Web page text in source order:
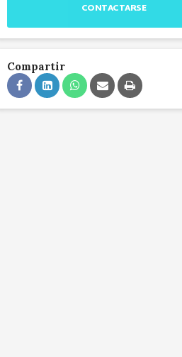
CONTACTARSE
Compartir